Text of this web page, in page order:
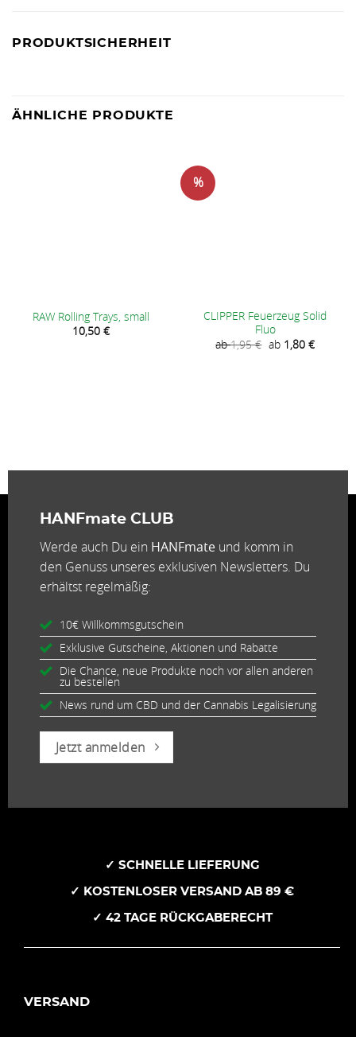
PRODUKTSICHERHEIT
ÄHNLICHE PRODUKTE
RAW Rolling Trays, small
10,50 €
%
CLIPPER Feuerzeug Solid
Fluo
ab1,95€ ab 1,80 €
HANFmate CLUB
Werde auch Du ein HANFmateund komm in
den Genuss unseres exklusiven Newsletters. Du
erhältst regelmäßig:
10€ Willkommsgutschein
Exklusive Gutscheine, Aktionen und Rabatte
Die Chance, neue Produkte noch vor allen anderen
zu bestellen
News rund um CBD und der Cannabis Legalisierung
Jetzt anmelden
✓ SCHNELLE LIEFERUNG
✓ KOSTENLOSER VERSAND AB 89 €
✓ 42 TAGE RÜCKGABERECHT
VERSAND